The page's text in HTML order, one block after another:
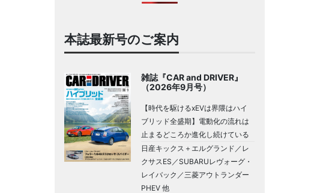
本誌最新号のご案内
雑誌『CAR and DRIVER』
（2026年9月号）
【時代を駆けるxEVは界隈はハイ
ブリッド全盛期】電動化の流れは
止まるどころか進化し続けている
日産キックス＋エルグランド／レ
クサスES／SUBARUレヴォーグ・
レイバック／三菱アウトランダー
PHEV 他